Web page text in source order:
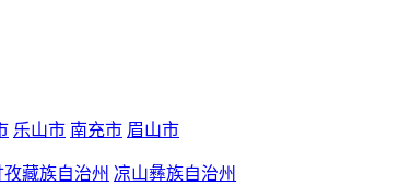
乐山市 南充市 眉山市
孜藏族自治州 凉山彝族自治州